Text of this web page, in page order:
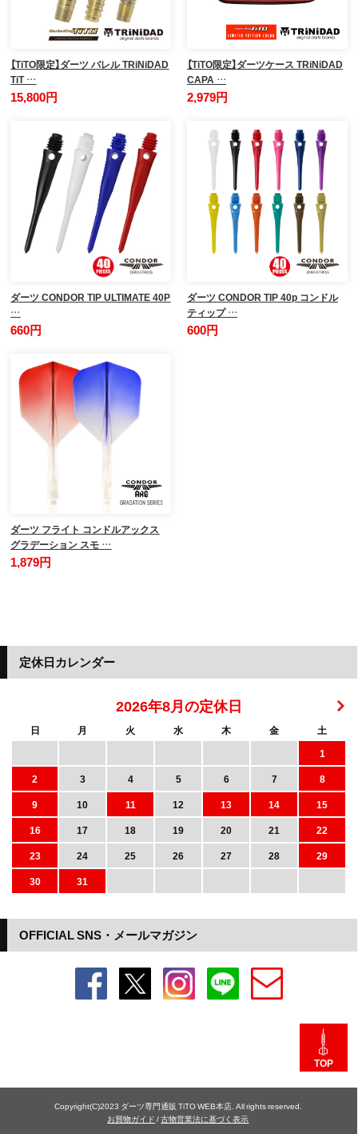
【TiTO限定】ダーツ バレル TRiNiDAD
TiT …
15,800円
【TiTO限定】ダーツケース TRiNiDAD
CAPA …
2,979円
ダーツ CONDOR TIP ULTIMATE 40P
…
660円
ダーツ CONDOR TIP 40p コンドル
ティップ …
600円
ダーツ フライト コンドルアックス
グラデーション スモ …
1,879円
OFFICIAL SNS・メールマガジン
定休日カレンダー
2026年8月の定休日
日 月 火 水 木 金
土
1
2
3 4 5 6 7
8
9
10 11 12 13 14
15
16
17 18 19 20 21
22
23
24 25 26 27 28
29
30
31
TOP
Copyright(C)2023 ダーツ専門通販 TiTO WEB本店. All rights reserved.
お買物ガイド /古物営業法に基づく表示